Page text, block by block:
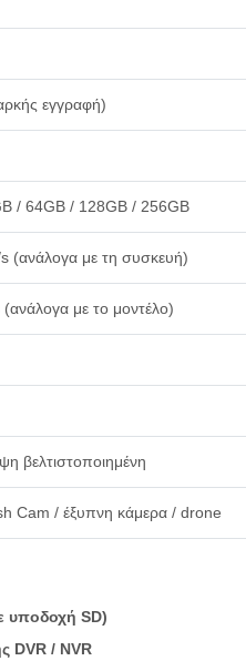
εγγραφή)
/ 64GB / 128GB / 256GB
(ανάλογα με τη συσκευή)
με το μοντέλο)
βελτιστοποιημένη
Cam / έξυπνη κάμερα / drone
υποδοχή SD)
DVR / NVR